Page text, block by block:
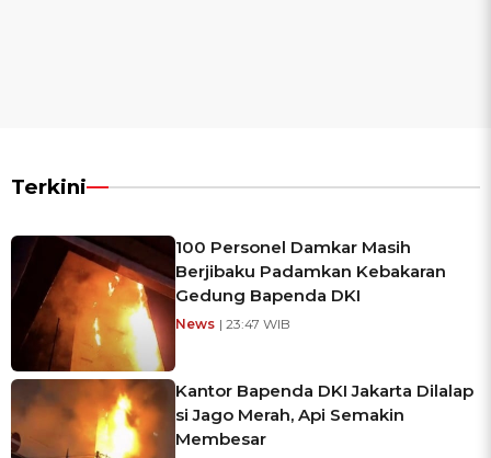
Terkini
100 Personel Damkar Masih
Berjibaku Padamkan Kebakaran
Gedung Bapenda DKI
News | 23:47 WIB
Kantor Bapenda DKI Jakarta Dilalap
si Jago Merah, Api Semakin
Membesar